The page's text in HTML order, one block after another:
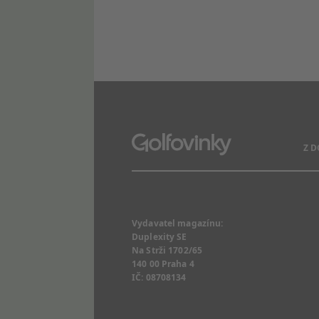
Z
Vydavatel magazínu:
Duplexity SE
Na Strži 1702/65
140 00 Praha 4
IČ: 08708134